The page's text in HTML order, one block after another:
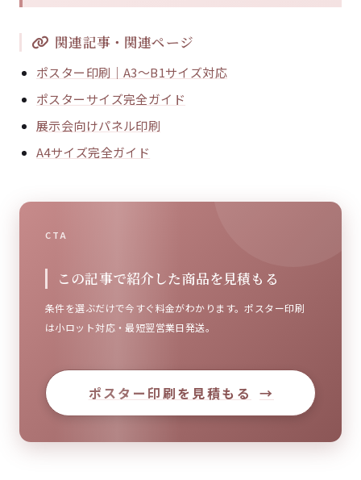
関連記事・関連ページ
ポスター印刷｜A3〜B1サイズ対応
ポスターサイズ完全ガイド
展示会向けパネル印刷
A4サイズ完全ガイド
CTA
この記事で紹介した商品を見積もる
条件を選ぶだけで今すぐ料金がわかります。ポスター印刷
は小ロット対応・最短翌営業日発送。
ポスター印刷を見積もる →